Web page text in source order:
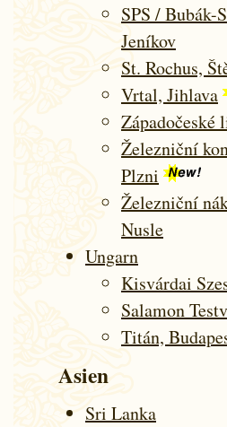
SPS / Bubák-
Jeníkov
St. Rochus,
Vrtal, Jihlava
Západočeské
Železniční
Plzni
Železniční
Nusle
Ungarn
Kisvárdai
Salamon
Titán,
Asien
Sri Lanka